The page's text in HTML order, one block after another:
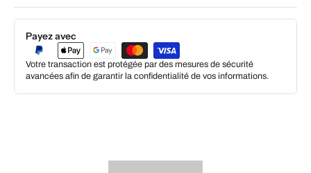
Payez avec
Votre transaction est protégée par des mesures de sécurité
avancées afin de garantir la confidentialité de vos informations.